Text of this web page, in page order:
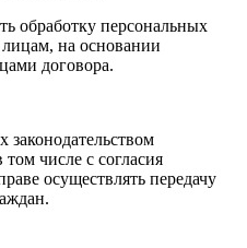
обработку персональных
на основании
договора.
законодательством
числе с согласия
осуществлять передачу